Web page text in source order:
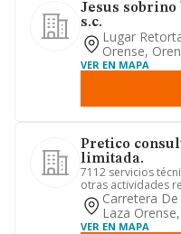
Jesus sobrino
s.c.
Lugar
Orense,
VER EN MAPA
Pretico
limitada.
7112 servicios
otras actividades
asesoramiento
Carretera
Laza
VER EN MAPA